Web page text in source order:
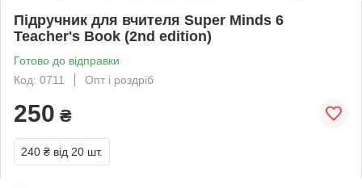
Підручник для вчителя Super Minds 6
Teacher's Book (2nd edition)
Готово до відправки
Код: 0711
Опт і роздріб
250 ₴
240 ₴ від 20 шт.